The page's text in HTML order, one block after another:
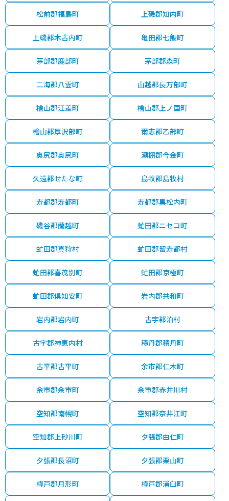
松前郡福島町 上磯郡知内町
上磯郡木古内町 亀田郡七飯町
茅部郡鹿部町 茅部郡森町
二海郡八雲町 山越郡長万部町
檜山郡江差町 檜山郡上ノ国町
檜山郡厚沢部町 爾志郡乙部町
奥尻郡奥尻町 瀬棚郡今金町
久遠郡せたな町 島牧郡島牧村
寿都郡寿都町 寿都郡黒松内町
磯谷郡蘭越町 虻田郡ニセコ町
虻田郡真狩村 虻田郡留寿都村
虻田郡喜茂別町 虻田郡京極町
虻田郡倶知安町 岩内郡共和町
岩内郡岩内町 古宇郡泊村
古宇郡神恵内村 積丹郡積丹町
古平郡古平町 余市郡仁木町
余市郡余市町 余市郡赤井川村
空知郡南幌町 空知郡奈井江町
空知郡上砂川町 夕張郡由仁町
夕張郡長沼町 夕張郡栗山町
樺戸郡月形町 樺戸郡浦臼町